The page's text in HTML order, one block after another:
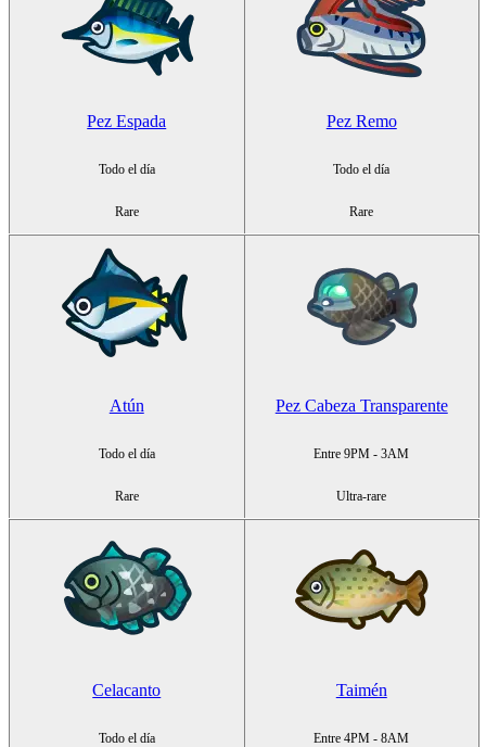
Pez Espada
Todo el día
Rare
Pez Remo
Todo el día
Rare
Atún
Todo el día
Rare
Pez Cabeza Transparente
Entre 9PM - 3AM
Ultra-rare
Celacanto
Todo el día
Taimén
Entre 4PM - 8AM